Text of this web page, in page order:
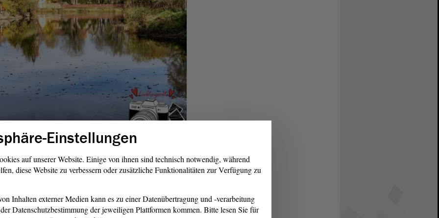
Anhalt befindet sich an der Saale in Merseburg mit Blick
Merseburg: Neumarkt. Der Blick gleitet über die Saale
Abseits von der Hektik des Alltags ist hier eine Oase
lassen sich bei einem Spaziergang am Ufer oder einer
Fauna beobachten. Auch für Radfahrer ist dieser Ort
Nur einen Katzensprung entfernt liegen historische
Einstellungen
auf unserer Website. Einige von ihnen sind technisch notwendig, während
diese Website zu verbessern oder zusätzliche Funktionalitäten zur Verfügung zu
Inhalten externer Medien kann es zu einer Datenübertragung und -verarbeitung
Datenschutzbestimmung der jeweiligen Plattformen kommen. Bitte lesen Sie für